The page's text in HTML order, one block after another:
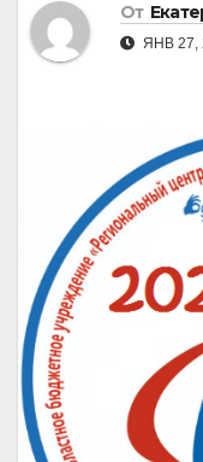
От
ЯНВ 27,